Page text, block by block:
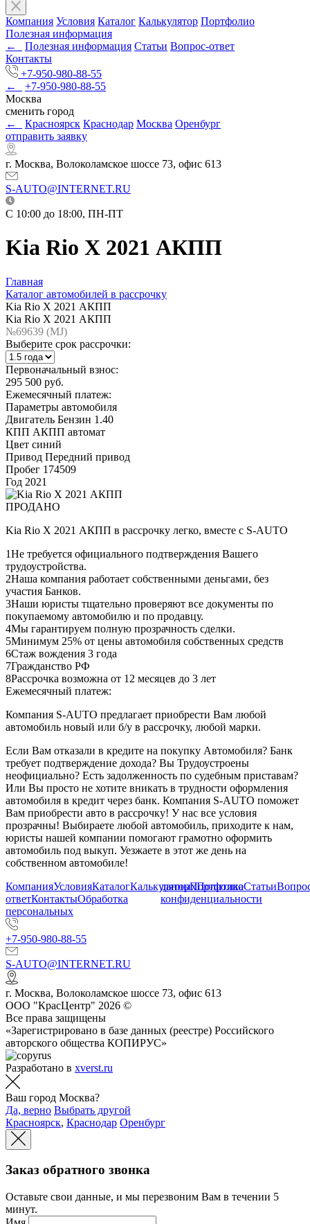
Компания Условия Каталог Калькулятор Портфолио
Полезная информация
←
Полезная информация Статьи Вопрос-ответ
Контакты
+7-950-980-88-55
←
+7-950-980-88-55
Москва
сменить город
←
Красноярск Краснодар Москва Оренбург
отправить заявку
г. Москва, Волоколамское шоссе 73, офис 613
S-AUTO@INTERNET.RU
C 10:00 до 18:00, ПН-ПТ
Kia Rio X 2021 АКПП
Главная
Каталог автомобилей в рассрочку
Kia Rio X 2021 АКПП
Kia Rio X 2021 АКПП
№69639 (МJ)
Выберите срок рассрочки:
Первоначальный взнос:
295 500 руб.
Ежемесячный платеж:
Параметры автомобиля
Двигатель Бензин 1.40
КПП АКПП автомат
Цвет синий
Привод Передний привод
Пробег 174509
Год 2021
ПРОДАНО
Kia Rio X 2021 АКПП в рассрочку легко, вместе с S-AUTO
1Не требуется официального подтверждения Вашего
трудоустройства.
2Наша компания работает собственными деньгами, без
участия Банков.
3Наши юристы тщательно проверяют все документы по
покупаемому автомобилю и по продавцу.
4Мы гарантируем полную прозрачность сделки.
5Минимум 25% от цены автомобиля собственных средств
6Стаж вождения 3 года
7Гражданство РФ
8Рассрочка возможна от 12 месяцев до 3 лет
Ежемесячный платеж:
Компания S-AUTO предлагает приобрести Вам любой
автомобиль новый или б/у в рассрочку, любой марки.
Если Вам отказали в кредите на покупку Автомобиля? Банк
требует подтверждение дохода? Вы Трудоустроены
неофициально? Есть задолженность по судебным приставам?
Или Вы просто не хотите вникать в трудности оформления
автомобиля в кредит через банк. Компания S-AUTO поможет
Вам приобрести авто в рассрочку! У нас все условия
прозрачны! Выбираете любой автомобиль, приходите к нам,
юристы нашей компании помогают грамотно оформить
автомобиль под выкуп. Уезжаете в этот же день на
собственном автомобиле!
КомпанияУсловияКаталогКалькуляторПортфолиоСтатьи
ответКонтактыОбработка
персональных
данныхПолитика
конфиденциальности
+7-950-980-88-55
S-AUTO@INTERNET.RU
г. Москва, Волоколамское шоссе 73, офис 613
ООО "КрасЦентр" 2026 ©
Все права защищены
«Зарегистрировано в базе данных (реестре) Российского
авторского общества КОПИРУС»
Разработано в xverst.ru
Ваш город Москва?
Да, верно Выбрать другой
Красноярск, Краснодар Оренбург
Заказ обратного звонка
Оставьте свои данные, и мы перезвоним Вам в течении 5
минут.